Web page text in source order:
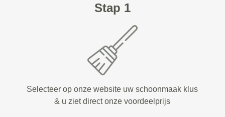
Stap 1
Selecteer op onze website uw schoonmaak klus
& u ziet direct onze voordeelprijs